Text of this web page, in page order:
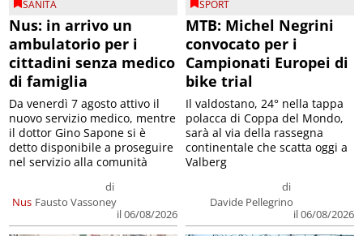
SANITÀ
Nus: in arrivo un
ambulatorio per i
cittadini senza medico
di famiglia
Nus
di
Fausto Vassoney
il 06/08/2026
Da venerdì 7 agosto attivo il
nuovo servizio medico, mentre
il dottor Gino Sapone si è
detto disponibile a proseguire
nel servizio alla comunità
SPORT
MTB: Michel Negrini
convocato per i
Campionati Europei di
bike trial
di
Davide Pellegrino
il 06/08/2026
Il valdostano, 24° nella tappa
polacca di Coppa del Mondo,
sarà al via della rassegna
continentale che scatta oggi a
Valberg